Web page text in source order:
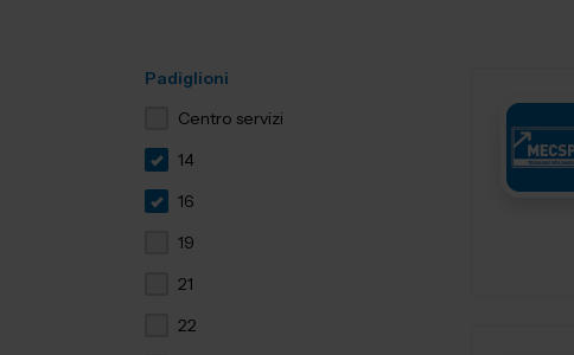
Padiglioni
Centro servizi
14
16
19
21
22